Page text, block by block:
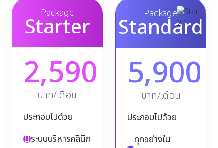
Package
Starter
2,590
บาท/เดือน
ประกอบไปด้วย
ระบบบริหารคลินิก
Package
Standard
5,900
บาท/เดือน
ประกอบไปด้วย
ทุกอย่างใน